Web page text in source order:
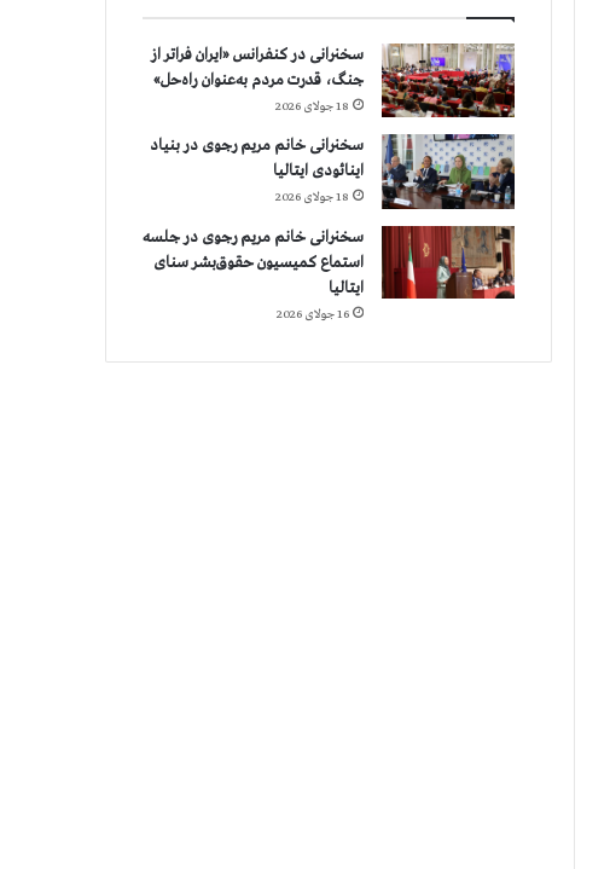
سخنرانی در کنفرانس «ایران فراتر از
جنگ، قدرت مردم به‌عنوان راه‌حل»
18 جولای 2026
سخنرانی خانم مریم رجوی در بنیاد
اینائودی ایتالیا
18 جولای 2026
سخنرانی خانم مریم رجوی در جلسه
استماع کمیسیون حقوق‌بشر سنای
ایتالیا
16 جولای 2026